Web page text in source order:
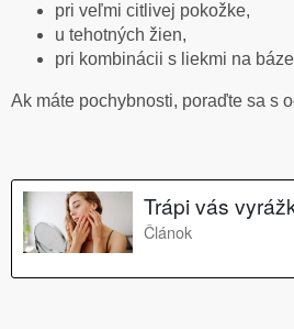
pri veľmi citlivej pokožke,
u tehotných žien,
pri kombinácii s liekmi na
Ak máte pochybnosti, poraďte sa s